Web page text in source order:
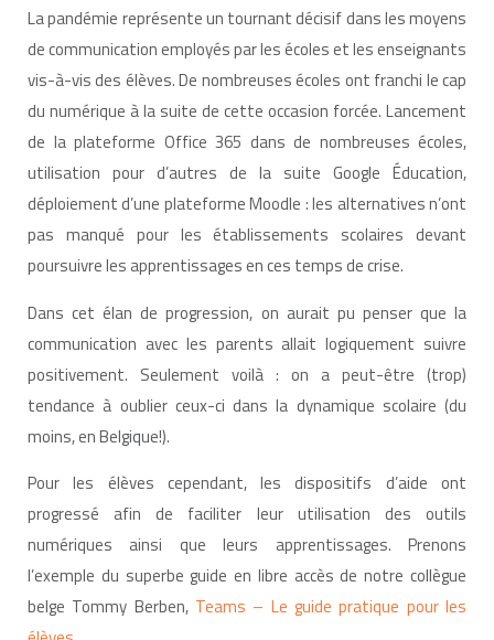
La pandémie représente un tournant décisif dans les moyens
de communication employés par les écoles et les enseignants
vis-à-vis des élèves. De nombreuses écoles ont franchi le cap
du numérique à la suite de cette occasion forcée. Lancement
de la plateforme Office 365 dans de nombreuses écoles,
utilisation pour d’autres de la suite Google Éducation,
déploiement d’une plateforme Moodle : les alternatives n’ont
pas manqué pour les établissements scolaires devant
poursuivre les apprentissages en ces temps de crise.
Dans cet élan de progression, on aurait pu penser que la
communication avec les parents allait logiquement suivre
positivement. Seulement voilà : on a peut-être (trop)
tendance à oublier ceux-ci dans la dynamique scolaire (du
moins, en Belgique!).
Pour les élèves cependant, les dispositifs d’aide ont
progressé afin de faciliter leur utilisation des outils
numériques ainsi que leurs apprentissages. Prenons
l’exemple du superbe guide en libre accès de notre collègue
belge Tommy Berben, Teams – Le guide pratique pour les